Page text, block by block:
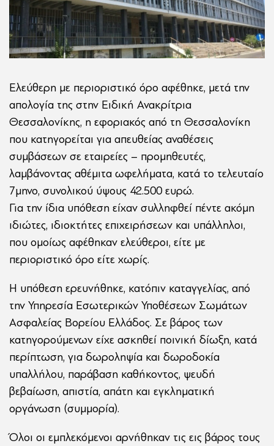
Ελεύθερη με περιοριστικό όρο αφέθηκε, μετά την
απολογία της στην Ειδική Ανακρίτρια
Θεσσαλονίκης, η εφοριακός από τη Θεσσαλονίκη
που κατηγορείται για απευθείας αναθέσεις
συμβάσεων σε εταιρείες – προμηθευτές,
λαμβάνοντας αθέμιτα ωφελήματα, κατά το τελευταίο
7μηνο, συνολικού ύψους 42.500 ευρώ.
Για την ίδια υπόθεση είχαν συλληφθεί πέντε ακόμη
ιδιώτες, ιδιοκτήτες επιχειρήσεων και υπάλληλοι,
που ομοίως αφέθηκαν ελεύθεροι, είτε με
περιοριστικό όρο είτε χωρίς.
Η υπόθεση ερευνήθηκε, κατόπιν καταγγελίας, από
την Υπηρεσία Εσωτερικών Υποθέσεων Σωμάτων
Ασφαλείας Βορείου Ελλάδος. Σε βάρος των
κατηγορούμενων είχε ασκηθεί ποινική δίωξη, κατά
περίπτωση, για δωροληψία και δωροδοκία
υπαλλήλου, παράβαση καθήκοντος, ψευδή
βεβαίωση, απιστία, απάτη και εγκληματική
οργάνωση (συμμορία).
Όλοι οι εμπλεκόμενοι αρνήθηκαν τις εις βάρος τους